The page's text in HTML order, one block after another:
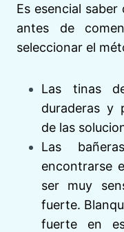
Es esencial
antes de
seleccionar el
Las tinas
duraderas y
de las
Las
encontrarse
ser muy
fuerte.
fuerte en